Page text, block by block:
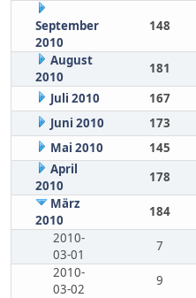
September
2010
148
August
2010
181
Juli 2010
167
Juni 2010
173
Mai 2010
145
April
2010
178
März
2010
184
2010-
03-01
7
2010-
03-02
9